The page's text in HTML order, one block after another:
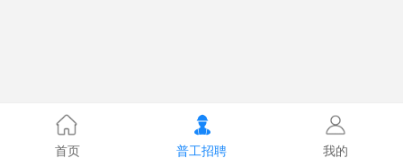
首页 普工招聘 我的